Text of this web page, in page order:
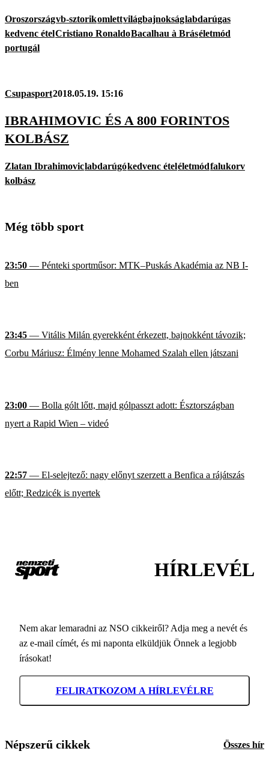
Oroszországvb-sztorikomlettvilágbajnokságlabdarúgas
kedvenc ételCristiano RonaldoBacalhau à Bráséletmód
portugál
Csupasport2018.05.19. 15:16
IBRAHIMOVIC ÉS A 800 FORINTOS
KOLBÁSZ
Zlatan Ibrahimoviclabdarúgókedvenc ételéletmódfalukorv
kolbász
Még több sport
23:50 — Pénteki sportműsor: MTK–Puskás Akadémia az NB I-
ben
23:45 — Vitális Milán gyerekként érkezett, bajnokként távozik;
Corbu Máriusz: Élmény lenne Mohamed Szalah ellen játszani
23:00 — Bolla gólt lőtt, majd gólpasszt adott: Észtországban
nyert a Rapid Wien – videó
22:57 — El-selejtező: nagy előnyt szerzett a Benfica a rájátszás
előtt; Redzicék is nyertek
HÍRLEVÉL
Nem akar lemaradni az NSO cikkeiről? Adja meg a nevét és
az e-mail címét, és mi naponta elküldjük Önnek a legjobb
írásokat!
FELIRATKOZOM A HÍRLEVÉLRE
Népszerű cikkek Összes hír